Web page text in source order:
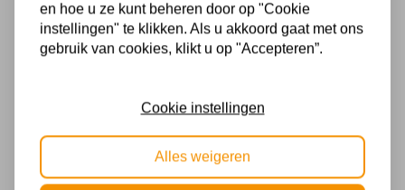
Materiaal
Modern
Voltage
en hoe u ze kunt beheren door op "Cookie
instellingen" te klikken. Als u akkoord gaat met ons
gebruik van cookies, klikt u op "Accepteren”.
Cookie instellingen
Alles weigeren